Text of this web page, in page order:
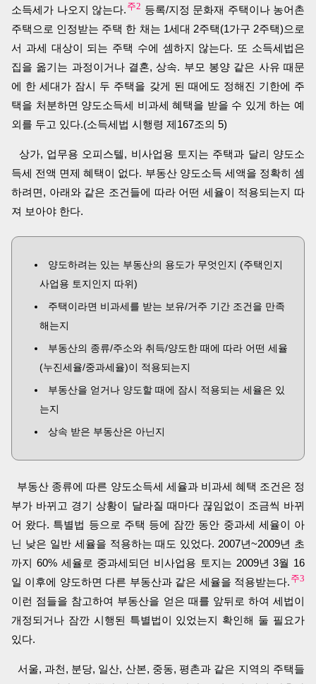
소득세가 나오지 않는다. 주2 등록/지정 문화재 주택이나 농어촌
주택으로 인정받는 주택 한 채는 1세대 2주택(1가구 2주택)으로
서 과세 대상이 되는 주택 수에 셈하지 않는다. 또 소득세법은
집을 옮기는 과정이거나 결혼, 상속. 부모 봉양 같은 사유 때문
에 한 세대가 잠시 두 주택을 갖게 된 때에도 정해진 기한에 주
택을 처분하면 양도소득세 비과세 혜택을 받을 수 있게 하는 예
외를 두고 있다.(소득세법 시행령 제167조의 5)
상가, 업무용 오피스텔, 비사업용 토지는 주택과 달리 양도소
득세 전액 면제 혜택이 없다. 부동산 양도소득 세액을 정확히 셈
하려면, 아래와 같은 조건들에 따라 어떤 세율이 적용되는지 따
져 보아야 한다.
양도하려는 있는 부동산의 용도가 무엇인지 (주택인지
사업용 토지인지 따위)
주택이라면 비과세를 받는 보유/거주 기간 조건을 만족
해는지
부동산의 종류/주소와 취득/양도한 때에 따라 어떤 세율
(누진세율/중과세율)이 적용되는지
부동산을 얻거나 양도할 때에 잠시 적용되는 세율은 있
는지
상속 받은 부동산은 아닌지
부동산 종류에 따른 양도소득세 세율과 비과세 혜택 조건은 정
부가 바뀌고 경기 상황이 달라질 때마다 끊임없이 조금씩 바뀌
어 왔다. 특별법 등으로 주택 등에 잠깐 동안 중과세 세율이 아
닌 낮은 일반 세율을 적용하는 때도 있었다. 2007년~2009년 초
까지 60% 세율로 중과세되던 비사업용 토지는 2009년 3월 16
일 이후에 양도하면 다른 부동산과 같은 세율을 적용받는다. 주3
이런 점들을 참고하여 부동산을 얻은 때를 앞뒤로 하여 세법이
개정되거나 잠깐 시행된 특별법이 있었는지 확인해 둘 필요가
있다.
서울, 과천, 분당, 일산, 산본, 중동, 평촌과 같은 지역의 주택들